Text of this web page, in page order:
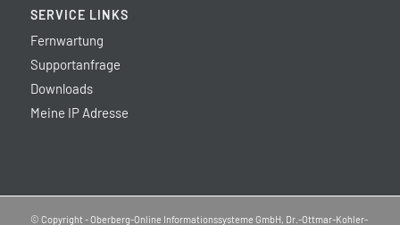
SERVICE LINKS
Fernwartung
Supportanfrage
Downloads
Meine IP Adresse
© Copyright - Oberberg-Online Informationssysteme GmbH, Dr.-Ottmar-Kohler-